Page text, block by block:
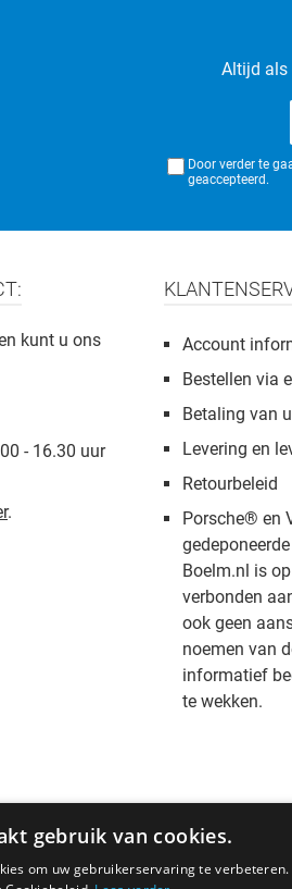
Altijd als
Door verder te
geaccepteerd.
kunt u ons
- 16.30 uur
.
Account
Bestellen via
Betaling van
Levering en
Retourbeleid
Porsche® en
Boelm.nl is
verbonden
ook geen
noemen van
informatief
te wekken.
gebruik van cookies.
om uw gebruikerservaring te